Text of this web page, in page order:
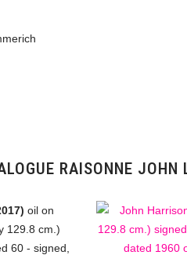
RAISONNE JOHN
oil on
129.8 cm.)
60 - signed,